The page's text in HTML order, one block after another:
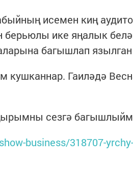
исемен киң
ике яңалык
багышлап
кушканнар. Гаиләдә
сезгә
business/318707-